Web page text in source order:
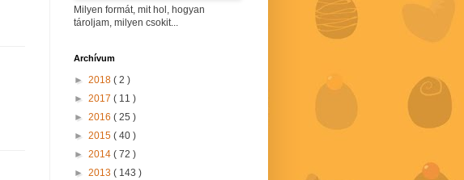
Milyen formát, mit hol, hogyan
tároljam, milyen csokit...
Archívum
► 2018 ( 2 )
► 2017 ( 11 )
► 2016 ( 25 )
► 2015 ( 40 )
► 2014 ( 72 )
► 2013 ( 143 )